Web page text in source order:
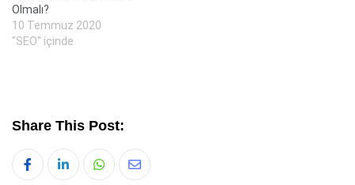
Olmalı?
10 Temmuz 2020
"SEO" içinde
Share This Post:
Whatsapp
Share